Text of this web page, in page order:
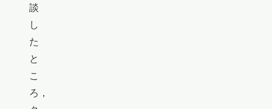
談
し
た
と
こ
ろ，